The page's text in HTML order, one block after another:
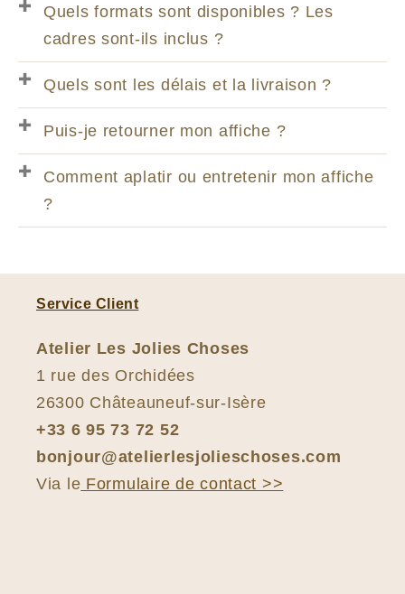
Quels formats sont disponibles ? Les
cadres sont-ils inclus ?
Quels sont les délais et la livraison ?
Puis-je retourner mon affiche ?
Comment aplatir ou entretenir mon affiche
?
Service Client
Atelier Les Jolies Choses
1 rue des Orchidées
26300 Châteauneuf-sur-Isère
+33 6 95 73 72 52
bonjour@atelierlesjolieschoses.com
Via le Formulaire de contact >>